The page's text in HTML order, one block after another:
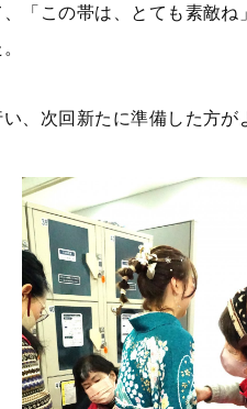
「この帯は、とても素敵
、次回新たに準備した方が